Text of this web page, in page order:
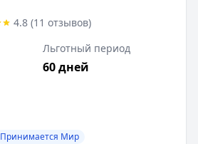
4.8 (11 отзывов)
Льготный период
60 дней
Принимается Мир